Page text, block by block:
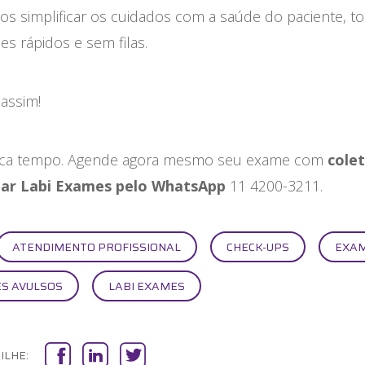
simplificar os cuidados com a saúde do paciente,
rápidos e sem filas.
tempo. Agende agora mesmo seu exame com
Labi Exames pelo WhatsApp 11 4200-3211.
ATENDIMENTO PROFISSIONAL CHECK-UPS
AVULSOS LABI EXAMES